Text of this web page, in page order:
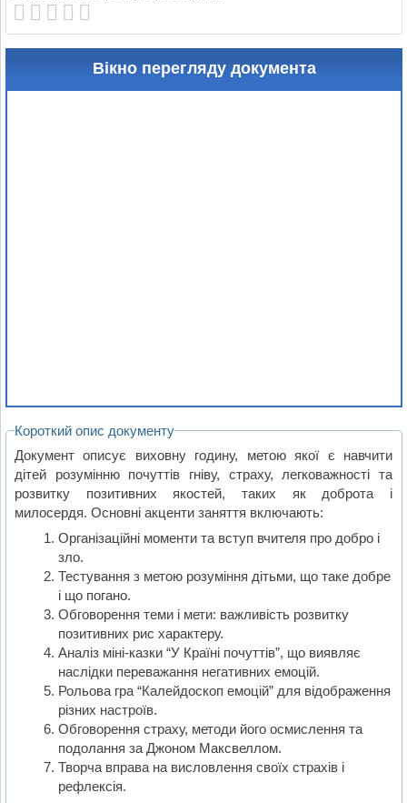
Вікно перегляду документа
Короткий опис документу
Документ описує виховну годину, метою якої є навчити
дітей розумінню почуттів гніву, страху, легковажності та
розвитку позитивних якостей, таких як доброта і
милосердя. Основні акценти заняття включають:
Організаційні моменти та вступ вчителя про добро і
зло.
Тестування з метою розуміння дітьми, що таке добре
і що погано.
Обговорення теми і мети: важливість розвитку
позитивних рис характеру.
Аналіз міні-казки “У Країні почуттів”, що виявляє
наслідки переважання негативних емоцій.
Рольова гра “Калейдоскоп емоцій” для відображення
різних настроїв.
Обговорення страху, методи його осмислення та
подолання за Джоном Максвеллом.
Творча вправа на висловлення своїх страхів і
рефлексія.